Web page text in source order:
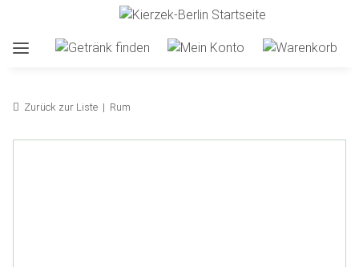
Zurück zur Liste Rum